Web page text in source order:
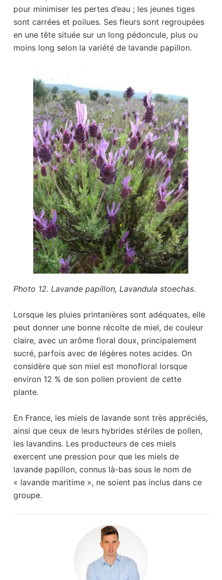
pour minimiser les pertes d’eau ; les jeunes tiges
sont carrées et poilues. Ses fleurs sont regroupées
en une tête située sur un long pédoncule, plus ou
moins long selon la variété de lavande papillon.
Photo 12. Lavande papillon, Lavandula stoechas.
Lorsque les pluies printanières sont adéquates, elle
peut donner une bonne récolte de miel, de couleur
claire, avec un arôme floral doux, principalement
sucré, parfois avec de légères notes acides. On
considère que son miel est monofloral lorsque
environ 12 % de son pollen provient de cette
plante.
En France, les miels de lavande sont très appréciés,
ainsi que ceux de leurs hybrides stériles de pollen,
les lavandins. Les producteurs de ces miels
exercent une pression pour que les miels de
lavande papillon, connus là-bas sous le nom de
« lavande maritime », ne soient pas inclus dans ce
groupe.